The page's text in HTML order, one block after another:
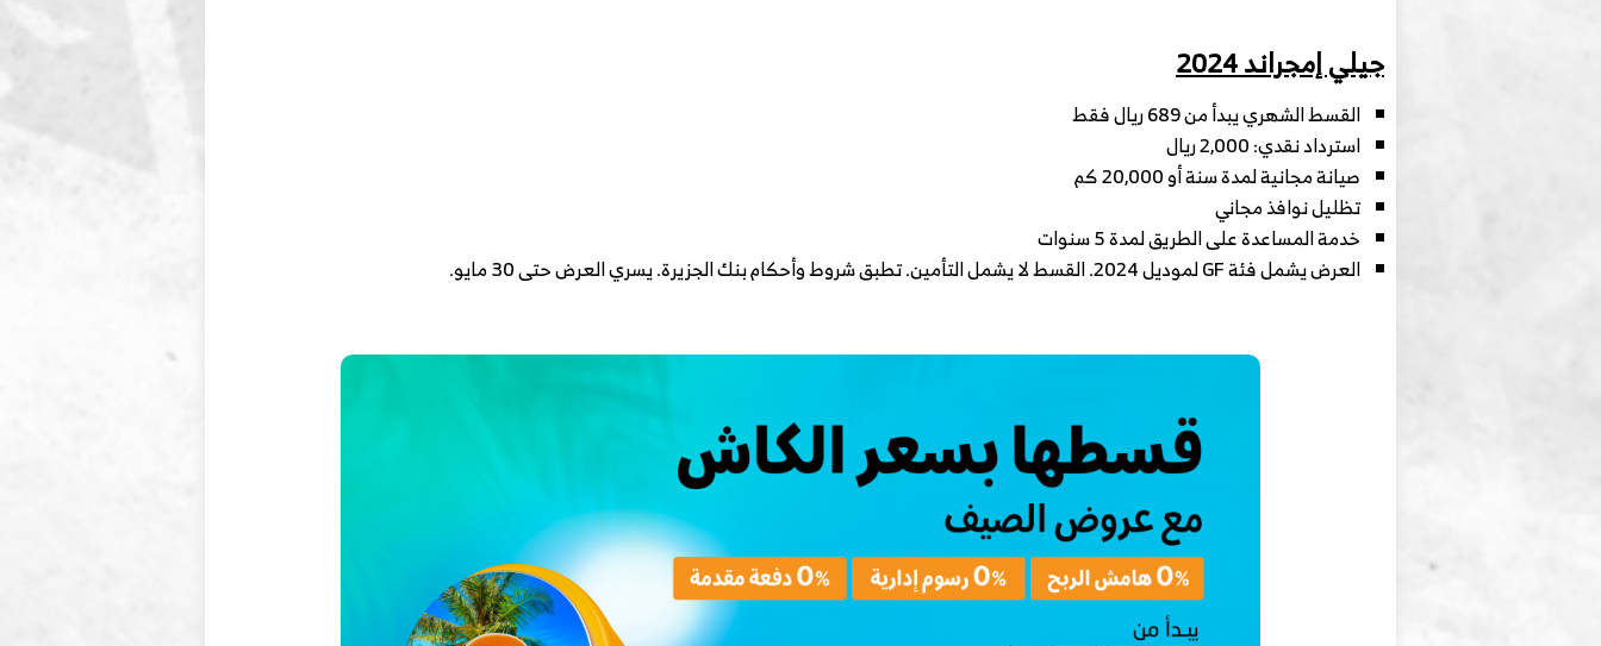
جيلي إمجراند 2024
القسط الشهري يبدأ من 689 ريال فقط
استرداد نقدي: 2,000 ريال
صيانة مجانية لمدة سنة أو 20,000 كم
تظليل نوافذ مجاني
خدمة المساعدة على الطريق لمدة 5 سنوات
العرض يشمل فئة GF لموديل 2024. القسط لا يشمل التأمين. تطبق شروط وأحكام بنك الجزيرة. يسري العرض حتى 30 مايو.